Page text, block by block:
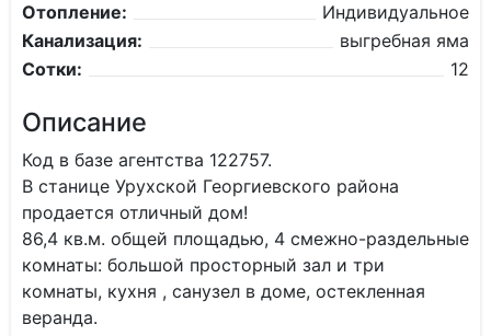
Отопление:
Индивидуальное
Канализация:
выгребная яма
Сотки:
12
Описание
Код в базе агентства 122757.
В станице Урухской Георгиевского района
продается отличный дом!
86,4 кв.м. общей площадью, 4 смежно-раздельные
комнаты: большой просторный зал и три
комнаты, кухня , санузел в доме, остекленная
веранда.